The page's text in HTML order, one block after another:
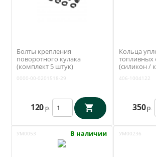
Болты крепления
поворотного кулака
(комплект 5 штук)
0201518-29
0000-00-0201518-29
120 р.
Кольца
топливных
(силикон /
1004122
406-1004122
350 р.
УМ0053 В наличии УМ00236